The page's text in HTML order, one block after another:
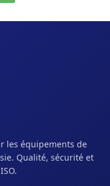
les équipements de
Qualité, sécurité et